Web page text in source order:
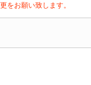
をお願い致します。